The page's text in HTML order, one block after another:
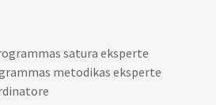
satura eksperte
metodikas eksperte